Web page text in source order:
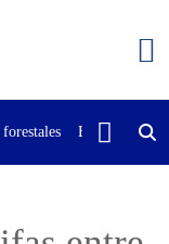
Buscar